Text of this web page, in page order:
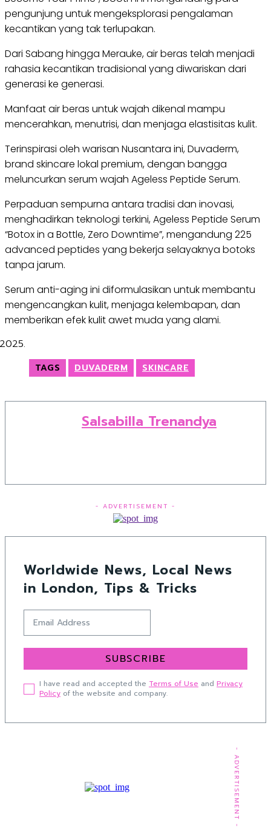
pengunjung untuk mengeksplorasi pengalaman
kecantikan yang tak terlupakan.
Dari Sabang hingga Merauke, air beras telah menjadi
rahasia kecantikan tradisional yang diwariskan dari
generasi ke generasi.
Manfaat air beras untuk wajah dikenal mampu
mencerahkan, menutrisi, dan menjaga elastisitas kulit.
Terinspirasi oleh warisan Nusantara ini, Duvaderm,
brand skincare lokal premium, dengan bangga
meluncurkan serum wajah Ageless Peptide Serum.
Perpaduan sempurna antara tradisi dan inovasi,
menghadirkan teknologi terkini, Ageless Peptide Serum
“Botox in a Bottle, Zero Downtime”, mengandung 225
advanced peptides yang bekerja selayaknya botoks
tanpa jarum.
Serum anti-aging ini diformulasikan untuk membantu
mengencangkan kulit, menjaga kelembapan, dan
memberikan efek kulit awet muda yang alami.
TAGS DUVADERM SKINCARE
Salsabilla Trenandya
- ADVERTISEMENT -
Worldwide News, Local News
in London, Tips & Tricks
SUBSCRIBE
I have read and accepted the Terms of Use and Privacy
Policy of the website and company.
- ADVERTISEMENT -